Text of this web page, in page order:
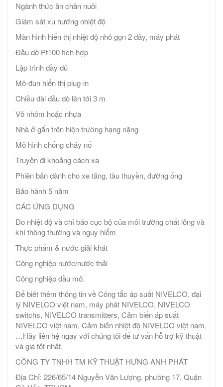
Ngành thức ăn chăn nuôi
Giám sát xu hướng nhiệt độ
Màn hình hiển thị nhiệt độ nhỏ gọn 2 dây, máy phát
Đầu dò Pt100 tích hợp
Lập trình đầy đủ
Mô-đun hiển thị plug-in
Chiều dài đầu dò lên tới 3 m
Vỏ nhôm hoặc nhựa
Nhà ở gắn trên hiện trường hạng nặng
Mô hình chống cháy nổ
Truyền đi khoảng cách xa
Phiên bản dành cho xe tăng, tàu thuyền, đường ống
Bảo hành 5 năm
CÁC ỨNG DỤNG
Đo nhiệt độ và chỉ báo cục bộ của môi trường chất lỏng và
khí thông thường và nguy hiểm
Thực phẩm & nước giải khát
Công nghiệp nước/nước thải
Công nghiệp dầu mỏ.
Để biết thêm thông tin về Công tắc áp suất NIVELCO, đại
lý NIVELCO việt nam, máy phát NIVELCO, NIVELCO
switchs, NIVELCO transmitters, Cảm biến áp suất
NIVELCO việt nam, Cảm biến nhiệt độ NIVELCO việt nam,
…Hãy liên hệ ngay với chúng tôi để tư vấn hỗ trợ kỹ thuật
và giá tốt nhất.
CÔNG TY TNHH TM KỸ THUẬT HƯNG ANH PHÁT
Địa Chỉ: 226/65/14 Nguyễn Văn Lượng, phường 17, Quận